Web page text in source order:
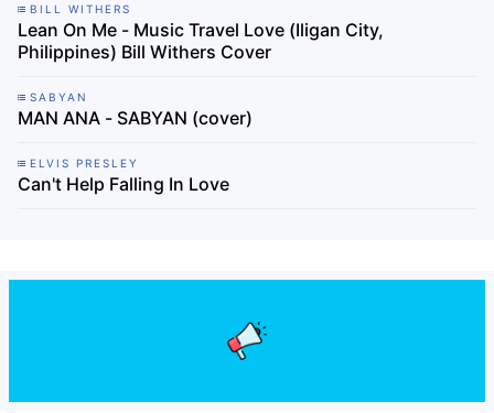
BILL WITHERS
Lean On Me - Music Travel Love (Iligan City,
Philippines) Bill Withers Cover
SABYAN
MAN ANA - SABYAN (cover)
ELVIS PRESLEY
Can't Help Falling In Love